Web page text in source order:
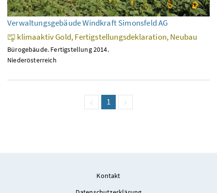
Verwaltungsgebäude Windkraft Simonsfeld AG
klimaaktiv Gold, Fertigstellungsdeklaration, Neubau
Bürogebäude. Fertigstellung 2014.
Niederösterreich
vorige Seite
Seite
1 (aktuell)
Kontakt